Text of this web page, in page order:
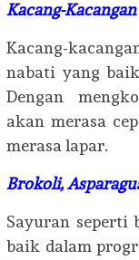
Kacang-Kacangan
Kacang-
nabati yang
Dengan
akan merasa
merasa lapar.
Brokoli,
Sayuran seperti
baik dalam